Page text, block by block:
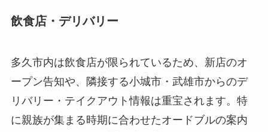
飲食店・デリバリー
多久市内は飲食店が限られているため、新店のオ
ープン告知や、隣接する小城市・武雄市からのデ
リバリー・テイクアウト情報は重宝されます。特
に親族が集まる時期に合わせたオードブルの案内